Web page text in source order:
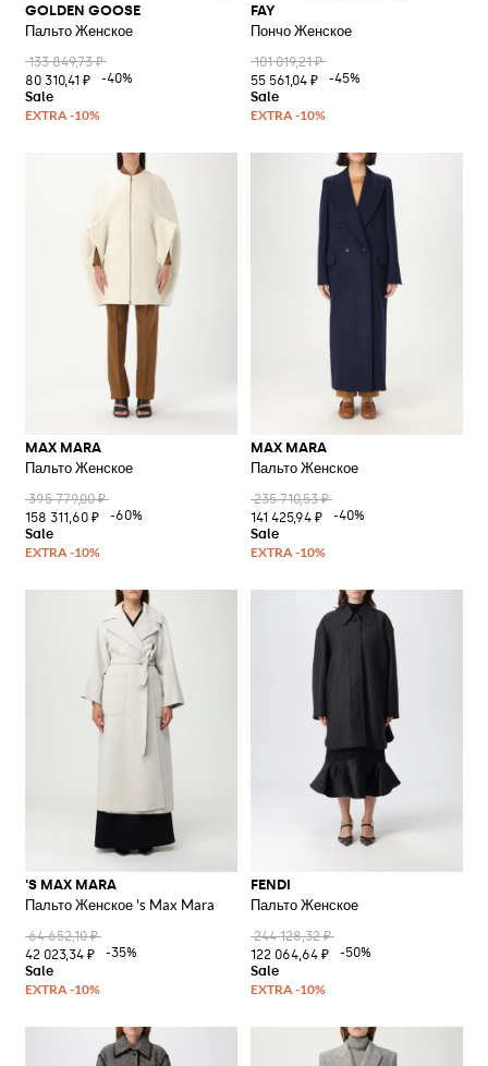
GOLDEN GOOSE
Пальто Женское
133 849,73 ₽
80 310,41 ₽
-40%
FAY
Пончо Женское
101 019,21 ₽
55 561,04 ₽
-45%
MAX MARA
Пальто Женское
395 779,00 ₽
158 311,60 ₽
-60%
MAX MARA
Пальто Женское
235 710,53 ₽
141 425,94 ₽
-40%
'S MAX MARA
Пальто Женское 's Max Mara
64 652,10 ₽
42 023,34 ₽
-35%
FENDI
Пальто Женское
244 128,32 ₽
122 064,64 ₽
-50%